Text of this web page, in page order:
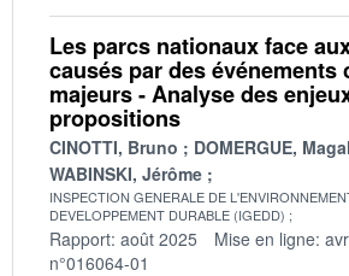
Les parcs nationaux face
causés par des événements
majeurs - Analyse des
propositions
CINOTTI, Bruno
DOMERGUE,
WABINSKI, Jérôme
INSPECTION GENERALE DE
DEVELOPPEMENT DURABLE (IGEDD)
Rapport: août 2025 Mise en ligne:
n°016064-01